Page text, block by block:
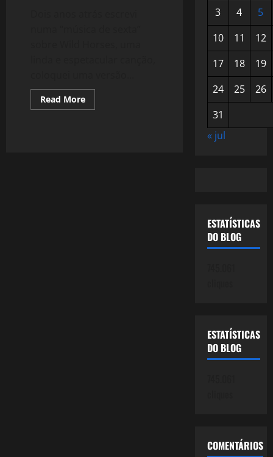
Read MoreRead
more
3 4
5
10
11
12
17
18
19
24
25
26
31
« jul
ESTATÍSTICAS
DO BLOG
ESTATÍSTICAS
DO BLOG
COMENTÁRIOS